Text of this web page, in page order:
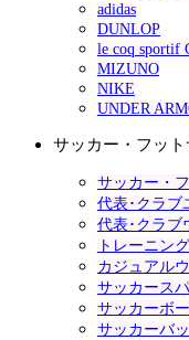
adidas
DUNLOP
le coq sportif
MIZUNO
NIKE
UNDER
サッカー・フット
サッカー・
代表･クラブ
代表･クラブ
トレーニン
カジュアル
サッカース
サッカーボ
サッカーバ